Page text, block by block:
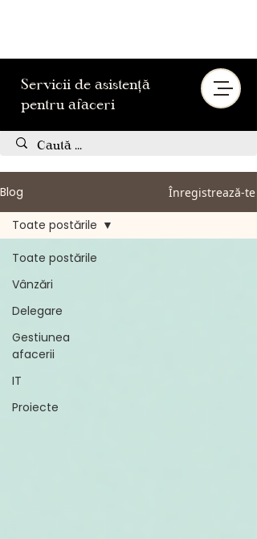
Servicii de asistență
pentru afaceri
Blog Înregistrează-te
Toate postările
Vânzări
Delegare
Gestiunea
afacerii
IT
Proiecte
Toate postările